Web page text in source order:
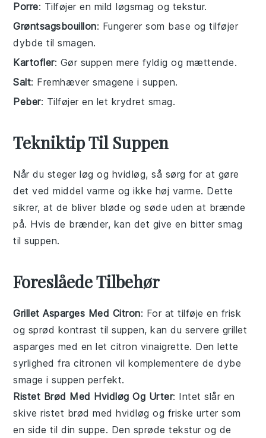
Porre: Tilføjer en mild løgsmag og tekstur.
Grøntsagsbouillon: Fungerer som base og tilføjer
dybde til smagen.
Kartofler: Gør suppen mere fyldig og mættende.
Salt: Fremhæver smagene i suppen.
Peber: Tilføjer en let krydret smag.
Tekniktip Til Suppen
Når du stegerløg og hvidløg, så sørg for at gøre
det ved middel varme og ikke høj varme. Dette
sikrer, at de bliver bløde og søde uden at brænde
på. Hvis de brænder, kan det give en bitter smag
tilsuppen.
Foreslåede Tilbehør
Grillet Asparges Med Citron: For at tilføje en frisk
og sprød kontrast tilsuppen, kan du servere grillet
asparges med en letcitron vinaigrette. Den lette
syrlighed fracitronen vil komplementere de dybe
smage isuppen perfekt.
Ristet Brød Med Hvidløg Og Urter: Intet slår en
skiveristet brød medhvidløg og friskeurter som
en side til dinsuppe. Den sprøde tekstur og de